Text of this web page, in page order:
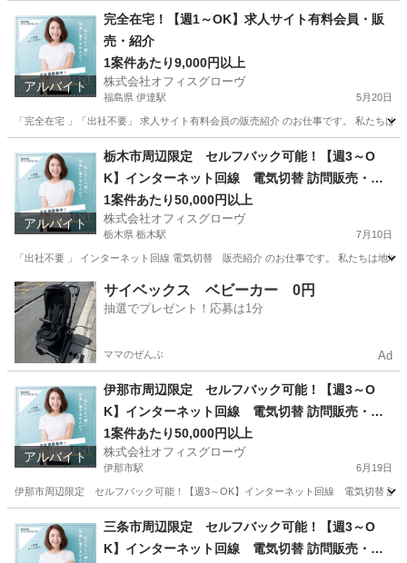
原ノ町駅 営業 求人サイト
アルバイト
完全在宅！【週1～OK】求人サイト有料会員・販
売・紹介
1案件あたり9,000円以上
株式会社オフィスグローヴ
福島県 伊達駅 5月20日
「完全在宅 」「出社不要」 求人サイト有料会員の販売紹介 のお仕事です。 私たち
伊達駅 営業 求人サイト
アルバイト
栃木市周辺限定 セルフバック可能！【週3～O
K】インターネット回線 電気切替 訪問販売・紹
介
1案件あたり50,000円以上
株式会社オフィスグローヴ
栃木県 栃木駅 7月10日
「出社不要 」 インターネット回線 電気切替 販売紹介 のお仕事です。 私たちは地
栃木 栃木市 栃木駅 営業 セルフ
サイベックス ベビーカー 0円
抽選でプレゼント！応募は1分
ママのぜんぶ Ad
アルバイト
伊那市周辺限定 セルフバック可能！【週3～O
K】インターネット回線 電気切替 訪問販売・紹
介
1案件あたり50,000円以上
株式会社オフィスグローヴ
伊那市駅 6月19日
伊那市周辺限定 セルフバック可能！【週3～OK】インターネット回線 電気切替 訪
伊那市駅 営業
三条市周辺限定 セルフバック可能！【週3～O
K】インターネット回線 電気切替 訪問販売・紹